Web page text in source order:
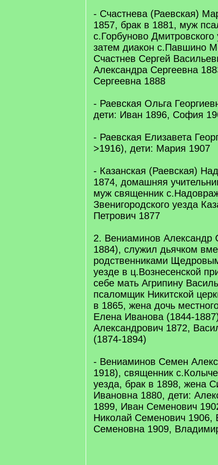
- Счастнева (Раевская)
1857, брак в 1881, муж
с.Горбуново
затем диакон с.Павшино
Счастнев Сергей
Александра Сергеевна
Сергеевна 1888
- Раевская Ольга
дети: Иван 1896, София
- Раевская Елизавета
>1916), дети: Мария 1907
- Казанская (Раевская)
1874, домашняя
муж священник
Звенигородского уезда
Петрович 1877
2. Вениаминов Александр
1884), служил дьячком
родственниками
уезде в ц.Вознесенской
себе мать Агрипину
псаломщик Никитской
в 1865, жена дочь
Елена Иванова (1844-
Александрович 1872,
(1874-1894)
- Вениаминов Семен
1918), священник
уезда, брак в 1898, жена
Ивановна 1880, дети:
1899, Иван Семенович
Николай Семенович 1906,
Семеновна 1909,